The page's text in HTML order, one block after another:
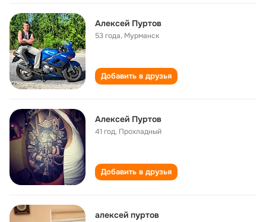
Алексей Пуртов
53 года, Мурманск
Добавить в друзья
Алексей Пуртов
41 год, Прохладный
Добавить в друзья
алексей пуртов